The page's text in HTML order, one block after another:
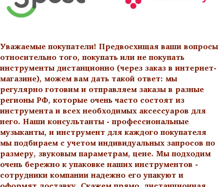
Уважаемые покупатели! Предвосхищая ваши вопросы
относительно того, покупать или не покупать
инструменты дистанционно (через заказ в интернет-
магазине), можем вам дать такой ответ: мы
регулярно готовим и отправляем заказы в разные
регионы РФ, которые очень часто состоят из
инструмента и всех необходимых аксессуаров для
него. Наши консультанты - профессиональные
музыканты, и инструмент для каждого покупателя
мы подбираем с учетом индивидуальных запросов по
размеру, звуковым параметрам, цене. Мы подходим
очень бережно к упаковке наших инструментов -
сотрудники компании надежно его упакуют и